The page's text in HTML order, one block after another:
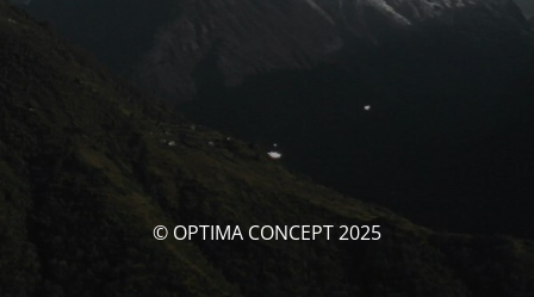
© OPTIMA CONCEPT 2025